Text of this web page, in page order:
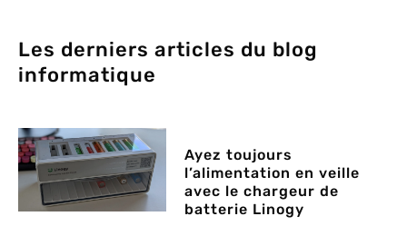
Les derniers articles du blog
informatique
Ayez toujours
l’alimentation en veille
avec le chargeur de
batterie Linogy